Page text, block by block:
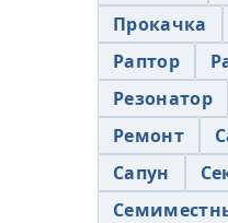
Прокачка
Раптор
Резонатор
Ремонт
Сапун